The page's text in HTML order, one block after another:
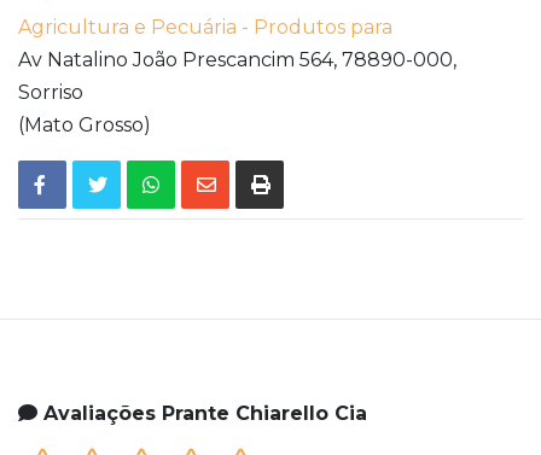
Agricultura e Pecuária - Produtos para
Av Natalino João Prescancim 564, 78890-000,
Sorriso
(Mato Grosso)
Avaliações Prante Chiarello Cia